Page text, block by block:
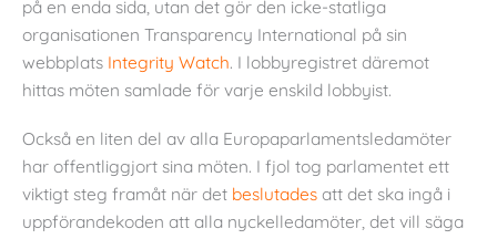
på en enda sida, utan det gör den icke-statliga
organisationen Transparency International på sin
webbplats Integrity Watch. I lobbyregistret däremot
hittas möten samlade för varje enskild lobbyist.
Också en liten del av alla Europaparlamentsledamöter
har offentliggjort sina möten. I fjol tog parlamentet ett
viktigt steg framåt när det beslutades att det ska ingå i
uppförandekoden att alla nyckelledamöter, det vill säga